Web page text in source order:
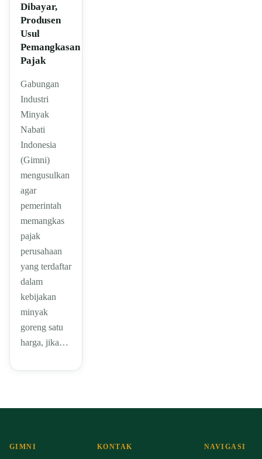
Dibayar,
Produsen
Usul
Pemangkasan
Pajak
Gabungan
Industri
Minyak
Nabati
Indonesia
(Gimni)
mengusulkan
agar
pemerintah
memangkas
pajak
perusahaan
yang terdaftar
dalam
kebijakan
minyak
goreng satu
harga, jika…
GIMNI KONTAK NAVIGASI